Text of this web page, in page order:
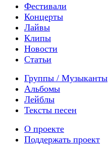
Фестивали
Концерты
Лайвы
Клипы
Новости
Статьи
Группы / Музыканты
Альбомы
Лейблы
Тексты песен
О проекте
Поддержать проект